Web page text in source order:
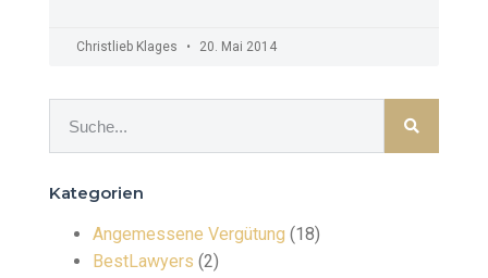
Christlieb Klages 20. Mai 2014
Kategorien
Angemessene Vergütung (18)
BestLawyers (2)